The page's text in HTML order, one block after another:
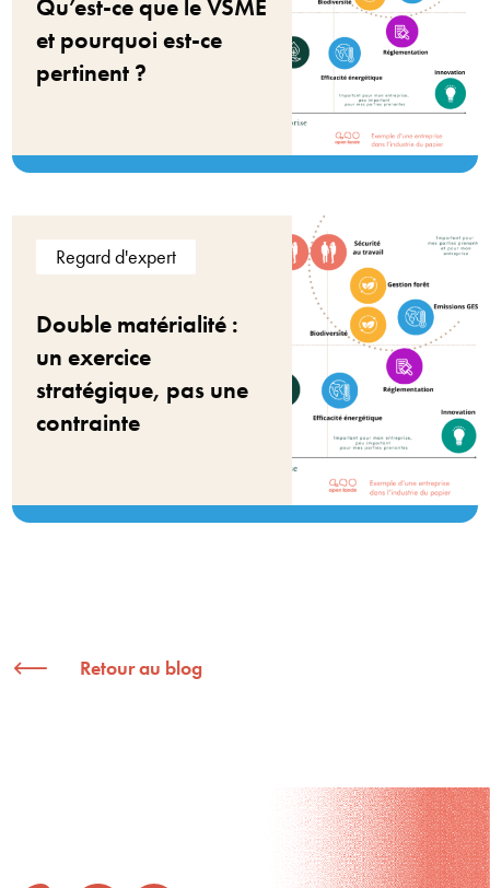
Qu’est-ce que le VSME
et pourquoi est-ce
pertinent ?
Regard d'expert
Double matérialité :
un exercice
stratégique, pas une
contrainte
Retour au blog